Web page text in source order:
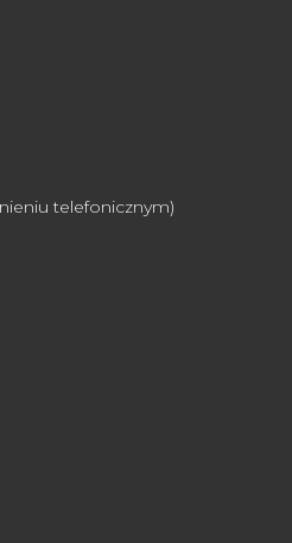
telefonicznym)